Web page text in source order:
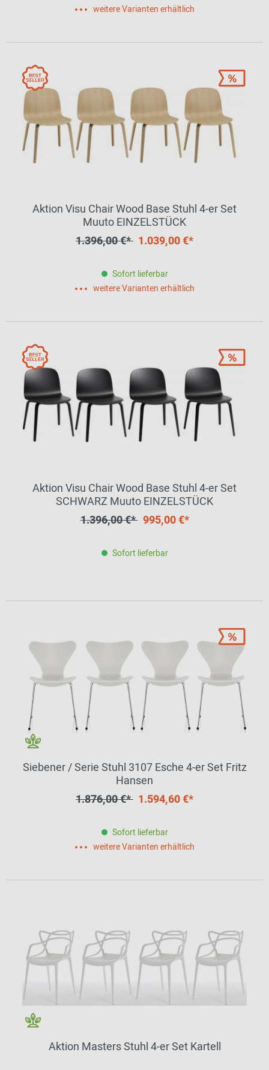
weitere Varianten erhältlich
Aktion Visu Chair Wood Base Stuhl 4-er Set
Muuto EINZELSTÜCK
1.396,00 €* 1.039,00 €*
Sofort lieferbar
weitere Varianten erhältlich
Aktion Visu Chair Wood Base Stuhl 4-er Set
SCHWARZ Muuto EINZELSTÜCK
1.396,00 €*995,00 €*
Sofort lieferbar
Siebener / Serie Stuhl 3107 Esche 4-er Set Fritz
Hansen
1.876,00 €* 1.594,60 €*
Sofort lieferbar
weitere Varianten erhältlich
Aktion Masters Stuhl 4-er Set Kartell